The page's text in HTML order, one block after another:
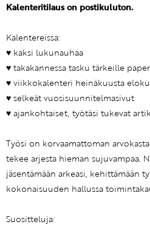
Kalenteritilaus on postikuluton.
Kalentereissa:
♥ kaksi lukunauhaa
♥ takakannessa tasku tärkeille
♥ viikkokalenteri heinäkuusta
♥ selkeät vuosisuunnitelmasivut
♥ ajankohtaiset, työtäsi tukevat
Työsi on korvaamattoman
tekee arjesta hieman sujuvampaa.
jäsentämään arkeasi, kehittämään
kokonaisuuden hallussa
Suositteluja: